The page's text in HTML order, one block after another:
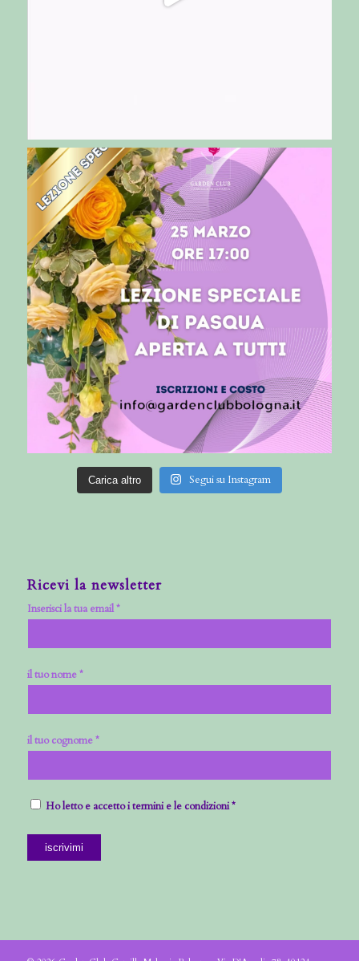
Carica altro Segui su Instagram
Ricevi la newsletter
Inserisci la tua email *
il tuo nome *
il tuo cognome *
Ho letto e accetto i termini e le condizioni *